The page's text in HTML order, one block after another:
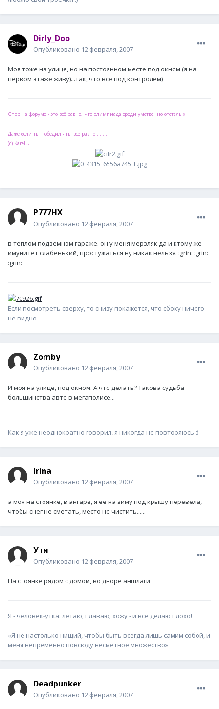
Dirly_Doo
Опубликовано 12 февраля, 2007
Моя тоже на улице, но на постоянном месте под окном (я на
первом этаже живу)...так, что все под контролем)
Спор на форуме - это всё равно, что олимпиада среди умственно отсталых.
Даже если ты победил - ты всё равно ........
(с) KareL..
P777HX
Опубликовано 12 февраля, 2007
в теплом подземном гараже. он у меня мерзляк да и ктому же
имунитет слабенький, простужаться ну никак нельзя. :grin: :grin:
:grin:
Если посмотреть сверху, то снизу покажется, что сбоку ничего
не видно.
Zomby
Опубликовано 12 февраля, 2007
И моя на улице, под окном. А что делать? Такова судьба
большинства авто в мегаполисе...
Как я уже неоднократно говорил, я никогда не повторяюсь :)
Irina
Опубликовано 12 февраля, 2007
а моя на стоянке, в ангаре, я ее на зиму под крышу перевела,
чтобы снег не сметать, место не чистить......
Утя
Опубликовано 12 февраля, 2007
На стоянке рядом с домом, во дворе аншлаги
Я - человек-утка: летаю, плаваю, хожу - и все делаю плохо!
«Я не настолько нищий, чтобы быть всегда лишь самим собой, и
меня непременно повсюду несметное множество»
Deadpunker
Опубликовано 12 февраля, 2007